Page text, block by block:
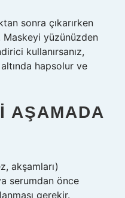
sonra çıkarırken
Maskeyi yüzünüzden
kullanırsanız,
hapsolur ve
AŞAMADA
akşamları)
serumdan önce
gerekir.